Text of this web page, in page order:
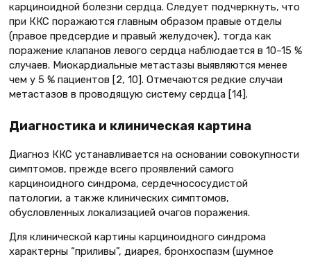
карциноидной болезни сердца. Следует подчеркнуть, что
при ККС поражаются главным образом правые отделы
(правое предсердие и правый желудочек), тогда как
поражение клапанов левого сердца наблюдается в 10–15 %
случаев. Миокардиальные метастазы выявляются менее
чем у 5 % пациентов [2, 10]. Отмечаются редкие случаи
метастазов в проводящую систему сердца [14].
Диагностика и клиническая картина
Диагноз ККС устанавливается на основании совокупности
симптомов, прежде всего проявлений самого
карциноидного синдрома, сердечнососудистой
патологии, а также клинических симптомов,
обусловленных локализацией очагов поражения.
Для клинической картины карциноидного синдрома
характерны “приливы”, диарея, бронхоспазм (шумное